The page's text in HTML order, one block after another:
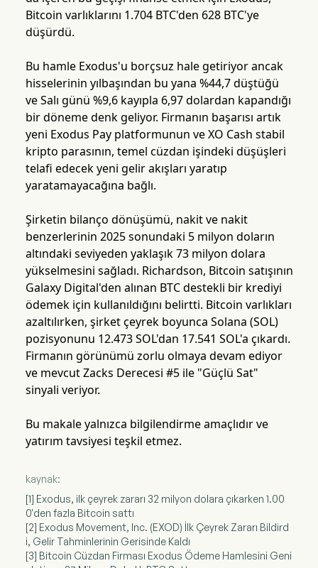
Bitcoin varlıklarını 1.704 BTC'den 628 BTC'ye
düşürdü.
Bu hamle Exodus'u borçsuz hale getiriyor ancak
hisselerinin yılbaşından bu yana %44,7 düştüğü
ve Salı günü %9,6 kayıpla 6,97 dolardan kapandığı
bir döneme denk geliyor. Firmanın başarısı artık
yeni Exodus Pay platformunun ve XO Cash stabil
kripto parasının, temel cüzdan işindeki düşüşleri
telafi edecek yeni gelir akışları yaratıp
yaratamayacağına bağlı.
Şirketin bilanço dönüşümü, nakit ve nakit
benzerlerinin 2025 sonundaki 5 milyon doların
altındaki seviyeden yaklaşık 73 milyon dolara
yükselmesini sağladı. Richardson, Bitcoin satışının
Galaxy Digital'den alınan BTC destekli bir krediyi
ödemek için kullanıldığını belirtti. Bitcoin varlıkları
azaltılırken, şirket çeyrek boyunca Solana (SOL)
pozisyonunu 12.473 SOL'dan 17.541 SOL'a çıkardı.
Firmanın görünümü zorlu olmaya devam ediyor
ve mevcut Zacks Derecesi #5 ile "Güçlü Sat"
sinyali veriyor.
Bu makale yalnızca bilgilendirme amaçlıdır ve
yatırım tavsiyesi teşkil etmez.
kaynak:
[1] Exodus, ilk çeyrek zararı 32 milyon dolara çıkarken 1.00
0'den fazla Bitcoin sattı
[2] Exodus Movement, Inc. (EXOD) İlk Çeyrek Zararı Bildird
i, Gelir Tahminlerinin Gerisinde Kaldı
[3] Bitcoin Cüzdan Firması Exodus Ödeme Hamlesini Geni